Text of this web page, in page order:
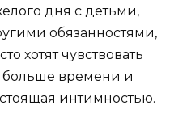
дня с детьми,
обязанностями,
хотят чувствовать
больше времени и
интимностью.